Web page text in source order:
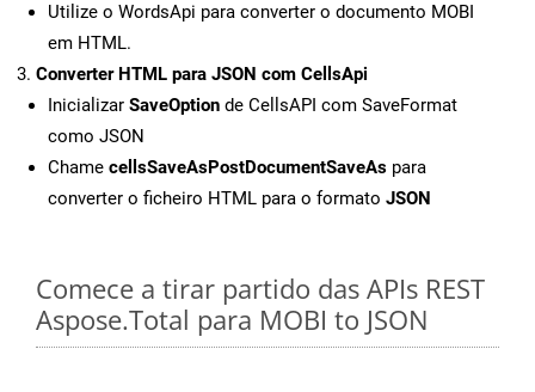
Utilize o WordsApi para converter o documento MOBI
em HTML.
Converter HTML para JSON com CellsApi
Inicializar SaveOption de CellsAPI com SaveFormat
como JSON
Chame cellsSaveAsPostDocumentSaveAs para
converter o ficheiro HTML para o formato JSON
Comece a tirar partido das APIs REST
Aspose.Total para MOBI to JSON